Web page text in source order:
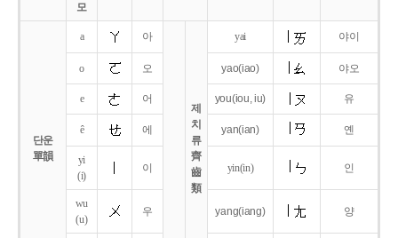
모
단운
單韻
a 아
제
치
류
齊
齒
類
yai 야이
o 오 yao(iao) 야오
e 어 you(iou,iu) 유
ê 에 yan(ian) 옌
yi
(i)
이 yin(in) 인
wu
(u)
우 yang(iang) 양